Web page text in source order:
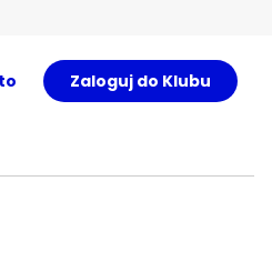
Zaloguj do Klubu